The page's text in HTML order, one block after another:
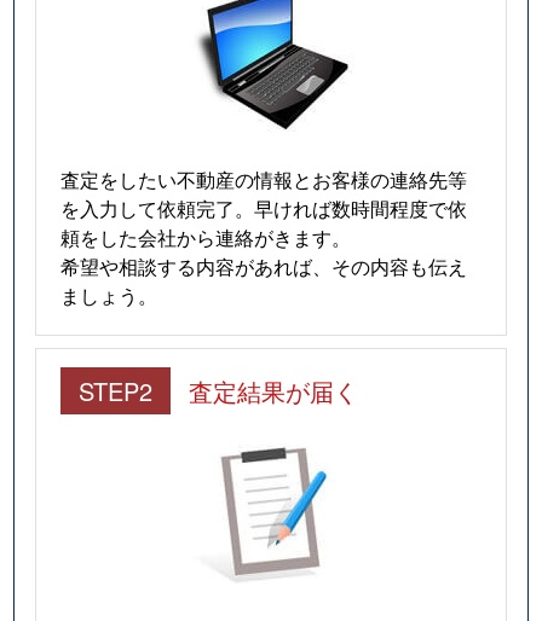
査定をしたい不動産の情報とお客様の連絡先等
を入力して依頼完了。早ければ数時間程度で依
頼をした会社から連絡がきます。
希望や相談する内容があれば、その内容も伝え
ましょう。
STEP2 査定結果が届く